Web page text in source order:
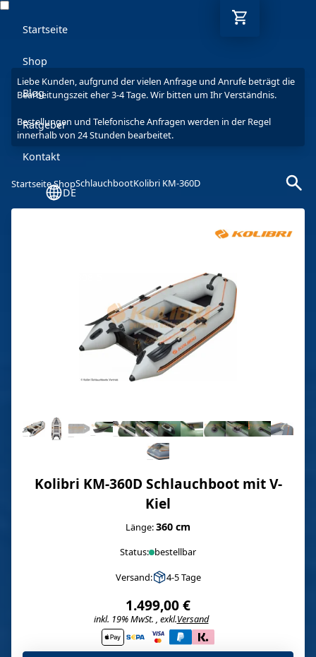
Startseite
Shop
Blog
Ratgeber
Kontakt
DE
Liebe Kunden, aufgrund der vielen Anfrage und Anrufe beträgt die
Bearbeitungszeit eher 3-4 Tage. Wir bitten um Ihr Verständnis.
Bestellungen und Telefonische Anfragen werden in der Regel
innerhalb von 24 Stunden bearbeitet.
Startseite ShopSchlauchbootKolibri KM-360D
Kolibri KM-360D Schlauchboot mit V-
Kiel
Länge:360 cm
Status: bestellbar
Versand:
4-5 Tage
1.499,00 €
inkl. 19% MwSt. , exkl.Versand